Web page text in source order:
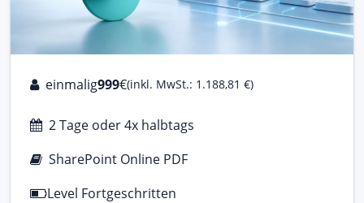
einmalig999€(inkl. MwSt.: 1.188,81 €)
2 Tage oder 4x halbtags
SharePoint Online PDF
Level Fortgeschritten